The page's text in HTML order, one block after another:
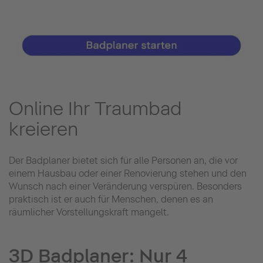
Online Ihr Traumbad
kreieren
Der Badplaner bietet sich für alle Personen an, die vor
einem Hausbau oder einer Renovierung stehen und den
Wunsch nach einer Veränderung verspüren. Besonders
praktisch ist er auch für Menschen, denen es an
räumlicher Vorstellungskraft mangelt.
3D Badplaner: Nur 4